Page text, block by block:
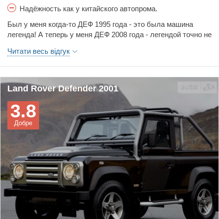
Надёжность как у китайского автопрома.
Был у меня когда-то ДЕФ 1995 года - это была машина
легенда! А теперь у меня ДЕФ 2008 года - легендой точно не
это самый ненадёжный автомобиль в моей жизни, а у меня
их было очень много и разных. Монтировку в задницу тому
рыжему английскому слесарю который его собирал!
Читати весь відгук
Land Rover Defender 2001
Добре
3.8